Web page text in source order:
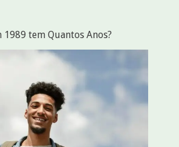
1989 tem Quantos Anos?